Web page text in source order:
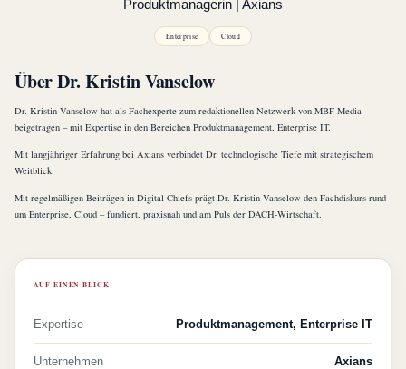
Produktmanagerin | Axians
Enterprise Cloud
Über Dr. Kristin Vanselow
Dr. Kristin Vanselow hat als Fachexperte zum redaktionellen Netzwerk von MBF Media
beigetragen – mit Expertise in den Bereichen Produktmanagement, Enterprise IT.
Mit langjähriger Erfahrung bei Axians verbindet Dr. technologische Tiefe mit strategischem
Weitblick.
Mit regelmäßigen Beiträgen in Digital Chiefs prägt Dr. Kristin Vanselow den Fachdiskurs rund
um Enterprise, Cloud – fundiert, praxisnah und am Puls der DACH-Wirtschaft.
AUF EINEN BLICK
Expertise Produktmanagement, Enterprise IT
Unternehmen Axians